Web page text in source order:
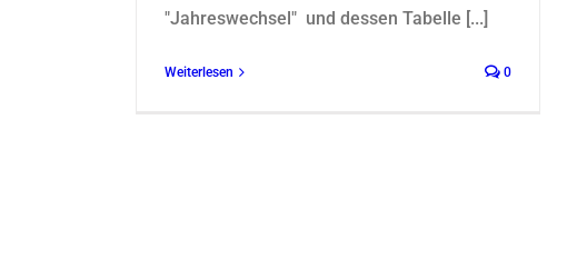
"Jahreswechsel" und dessen Tabelle [...]
Weiterlesen 0